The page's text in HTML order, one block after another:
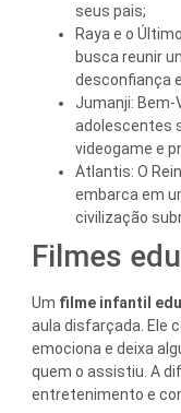
seus pais;
Raya e o
busca reunir
desconfiança
Jumanji: Bem-
adolescentes
videogame e
Atlantis: O
embarca em
civilização
Filmes
Um filme infantil
aula disfarçada. Ele
emociona e deixa
quem o assistiu. A
entretenimento e